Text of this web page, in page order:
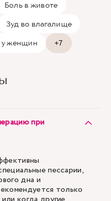
Боль в животе
Зуд во влагалище
у женщин +7
при
пессарии,
дна и
только